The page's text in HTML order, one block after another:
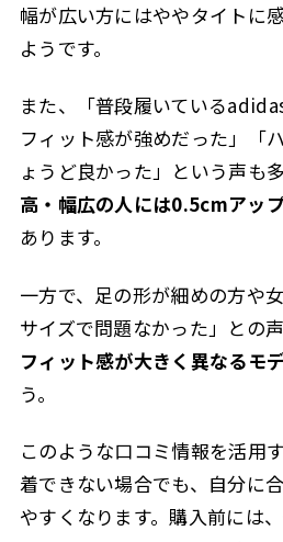
幅が広い方にはややタイトに
ようです。
また、「普段履いている
フィット感が強めだった」「
ょうど良かった」という声も
高・幅広の人には0.5cmアッ
あります。
一方で、足の形が細めの方や
サイズで問題なかった」との声
フィット感が大きく異なるモ
う。
このような口コミ情報を活用
着できない場合でも、自分に
やすくなります。購入前には